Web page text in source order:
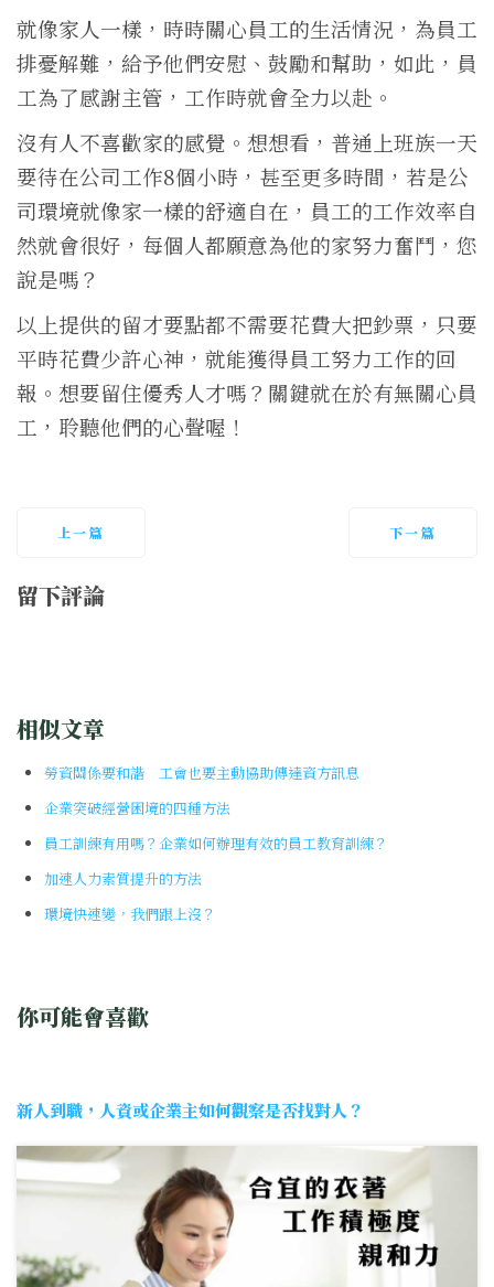
就像家人一樣，時時關心員工的生活情況，為員工
排憂解難，給予他們安慰、鼓勵和幫助，如此，員
工為了感謝主管，工作時就會全力以赴。
沒有人不喜歡家的感覺。想想看，普通上班族一天
要待在公司工作8個小時，甚至更多時間，若是公
司環境就像家一樣的舒適自在，員工的工作效率自
然就會很好，每個人都願意為他的家努力奮鬥，您
說是嗎？
以上提供的留才要點都不需要花費大把鈔票，只要
平時花費少許心神，就能獲得員工努力工作的回
報。想要留住優秀人才嗎？關鍵就在於有無關心員
工，聆聽他們的心聲喔！
上一篇 下一篇
留下評論
相似文章
勞資關係要和諧 工會也要主動協助傳達資方訊息
企業突破經營困境的四種方法
員工訓練有用嗎？企業如何辦理有效的員工教育訓練？
加速人力素質提升的方法
環境快速變，我們跟上沒？
你可能會喜歡
新人到職，人資或企業主如何觀察是否找對人？